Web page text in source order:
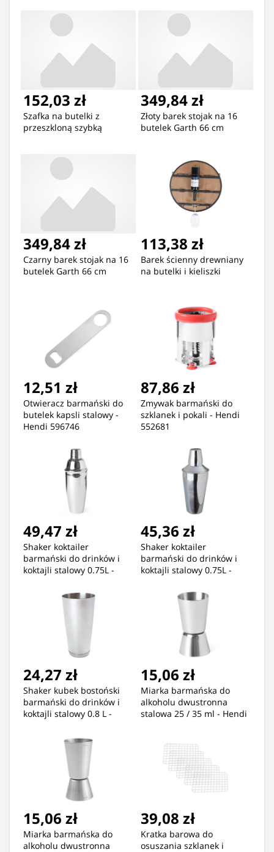
152,03 zł
Szafka na butelki z
przeszkloną szybką
349,84 zł
Złoty barek stojak na 16
butelek Garth 66 cm
349,84 zł
Czarny barek stojak na 16
butelek Garth 66 cm
113,38 zł
Barek ścienny drewniany
na butelki i kieliszki
12,51 zł
Otwieracz barmański do
butelek kapsli stalowy -
Hendi 596746
87,86 zł
Zmywak barmański do
szklanek i pokali - Hendi
552681
49,47 zł
Shaker koktailer
barmański do drinków i
koktajli stalowy 0.75L -
45,36 zł
Shaker koktailer
barmański do drinków i
koktajli stalowy 0.75L -
24,27 zł
Shaker kubek bostoński
barmański do drinków i
koktajli stalowy 0.8 L -
15,06 zł
Miarka barmańska do
alkoholu dwustronna
stalowa 25 / 35 ml - Hendi
15,06 zł
Miarka barmańska do
alkoholu dwustronna
39,08 zł
Kratka barowa do
osuszania szklanek i